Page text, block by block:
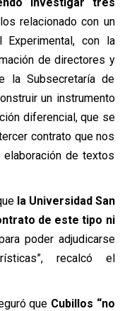
relacionado con un
Experimental, con la
de directores y
la Subsecretaría de
un instrumento
diferencial, que se
contrato que nos
de textos
la Universidad San
de este tipo ni
poder adjudicarse
recalcó el
que Cubillos “no